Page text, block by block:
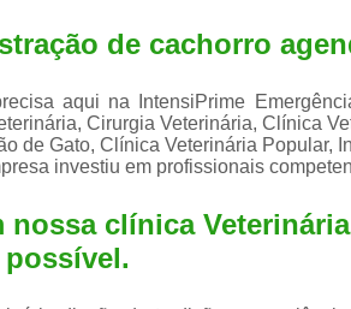
de cachorro
aqui na IntensiPrime
Cirurgia Veterinária, Clínica
de Gato, Clínica Veterinária Popular,
investiu em profissionais
nossa clínica